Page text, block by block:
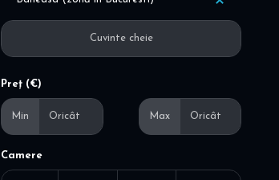
Preț (€)
Min Max
Camere